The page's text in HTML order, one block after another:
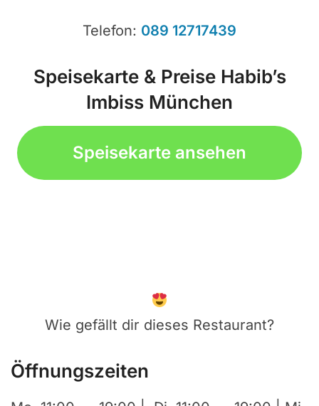
Telefon: 089 12717439
Speisekarte & Preise Habib’s
Imbiss München
Speisekarte ansehen
Wie gefällt dir dieses Restaurant?
Öffnungszeiten